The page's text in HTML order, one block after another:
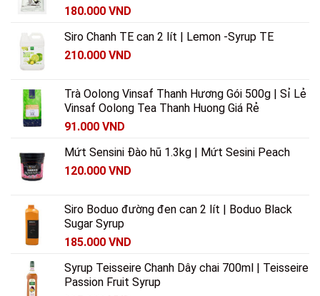
180.000 VND
Siro Chanh TE can 2 lít | Lemon -Syrup TE
210.000 VND
Trà Oolong Vinsaf Thanh Hương Gói 500g | Sỉ Lẻ
Vinsaf Oolong Tea Thanh Huong Giá Rẻ
91.000 VND
Mứt Sensini Đào hũ 1.3kg | Mứt Sesini Peach
120.000 VND
Siro Boduo đường đen can 2 lít | Boduo Black
Sugar Syrup
185.000 VND
Syrup Teisseire Chanh Dây chai 700ml | Teisseire
Passion Fruit Syrup